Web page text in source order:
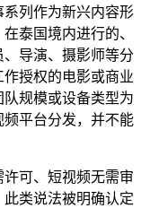
列作为新兴内容形
泰国境内进行的、
导演、摄影师等分
授权的电影或商业
规模或设备类型为
平台分发，并不能
可、短视频无需审
类说法被明确认定